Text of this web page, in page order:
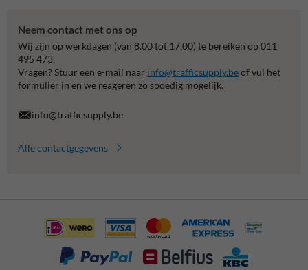
Neem contact met ons op
Wij zijn op werkdagen (van 8.00 tot 17.00) te bereiken op 011
495 473.
Vragen? Stuur een e-mail naar info@trafficsupply.beof vul het
formulier in en we reageren zo spoedig mogelijk.
info@trafficsupply.be
Alle contactgegevens